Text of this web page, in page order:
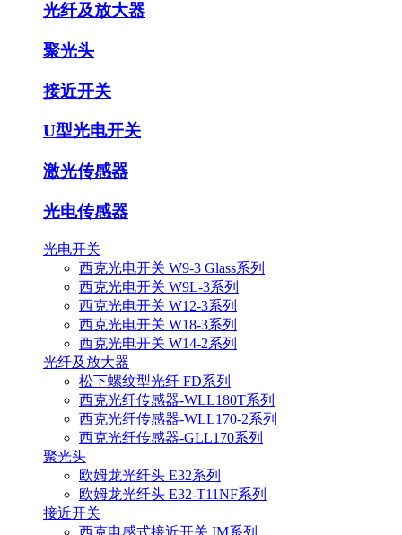
光纤及放大器
聚光头
接近开关
U型光电开关
激光传感器
光电传感器
光电开关
西克光电开关 W9-3 Glass系列
西克光电开关 W9L-3系列
西克光电开关 W12-3系列
西克光电开关 W18-3系列
西克光电开关 W14-2系列
光纤及放大器
松下螺纹型光纤 FD系列
西克光纤传感器-WLL180T系列
西克光纤传感器-WLL170-2系列
西克光纤传感器-GLL170系列
聚光头
欧姆龙光纤头 E32系列
欧姆龙光纤头 E32-T11NF系列
接近开关
西克电感式接近开关 IM系列